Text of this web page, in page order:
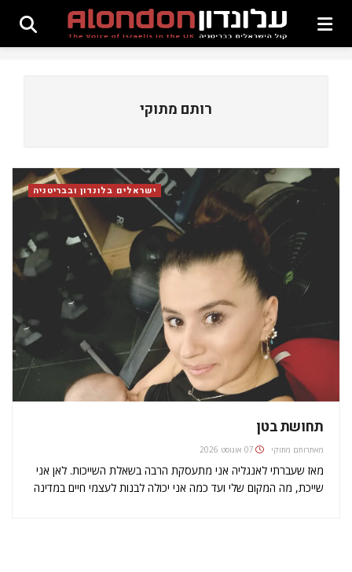
רותם מתוקי
ישראלים בלונדון ובבריטניה
תחושת בטן
מאתרותם מתוקי 07 אוגוסט 2026
מאז שעברתי לאנגליה אני מתעסקת הרבה בשאלת השייכות. לאן אני
שייכת, מה המקום שלי ועד כמה אני יכולה לבנות לעצמי חיים במדינה